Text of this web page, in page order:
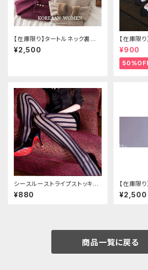
【在庫限り】タートルネック裏起
毛セーター
¥2,500
【在庫限
イ/リボン
¥900
シースルーストライプストッキン
グ
¥880
【在庫限
ーレスカ
¥2,500
商品一覧に戻る